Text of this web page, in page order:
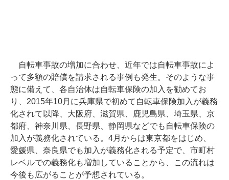
自転車事故の増加に合わせ、近年では自転車事故によ
って多額の賠償を請求される事例も発生。そのような事
態に備えて、各自治体は自転車保険の加入を勧めてお
り、2015年10月に兵庫県で初めて自転車保険加入が義務
化されて以降、大阪府、滋賀県、鹿児島県、埼玉県、京
都府、神奈川県、長野県、静岡県などでも自転車保険の
加入が義務化されている。4月からは東京都をはじめ、
愛媛県、奈良県でも加入が義務化される予定で、市町村
レベルでの義務化も増加していることから、この流れは
今後も広がることが予想されている。